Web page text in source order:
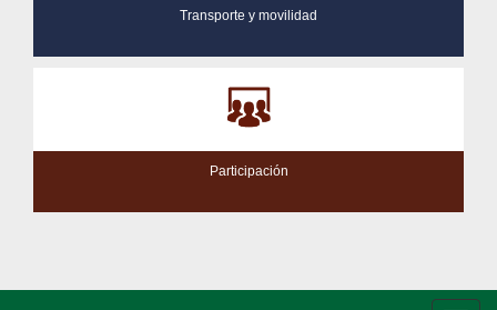
Transporte y movilidad
Participación